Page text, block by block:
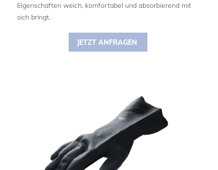
Eigenschaften weich, komfortabel und absorbierend mit
sich bringt.
JETZT ANFRAGEN